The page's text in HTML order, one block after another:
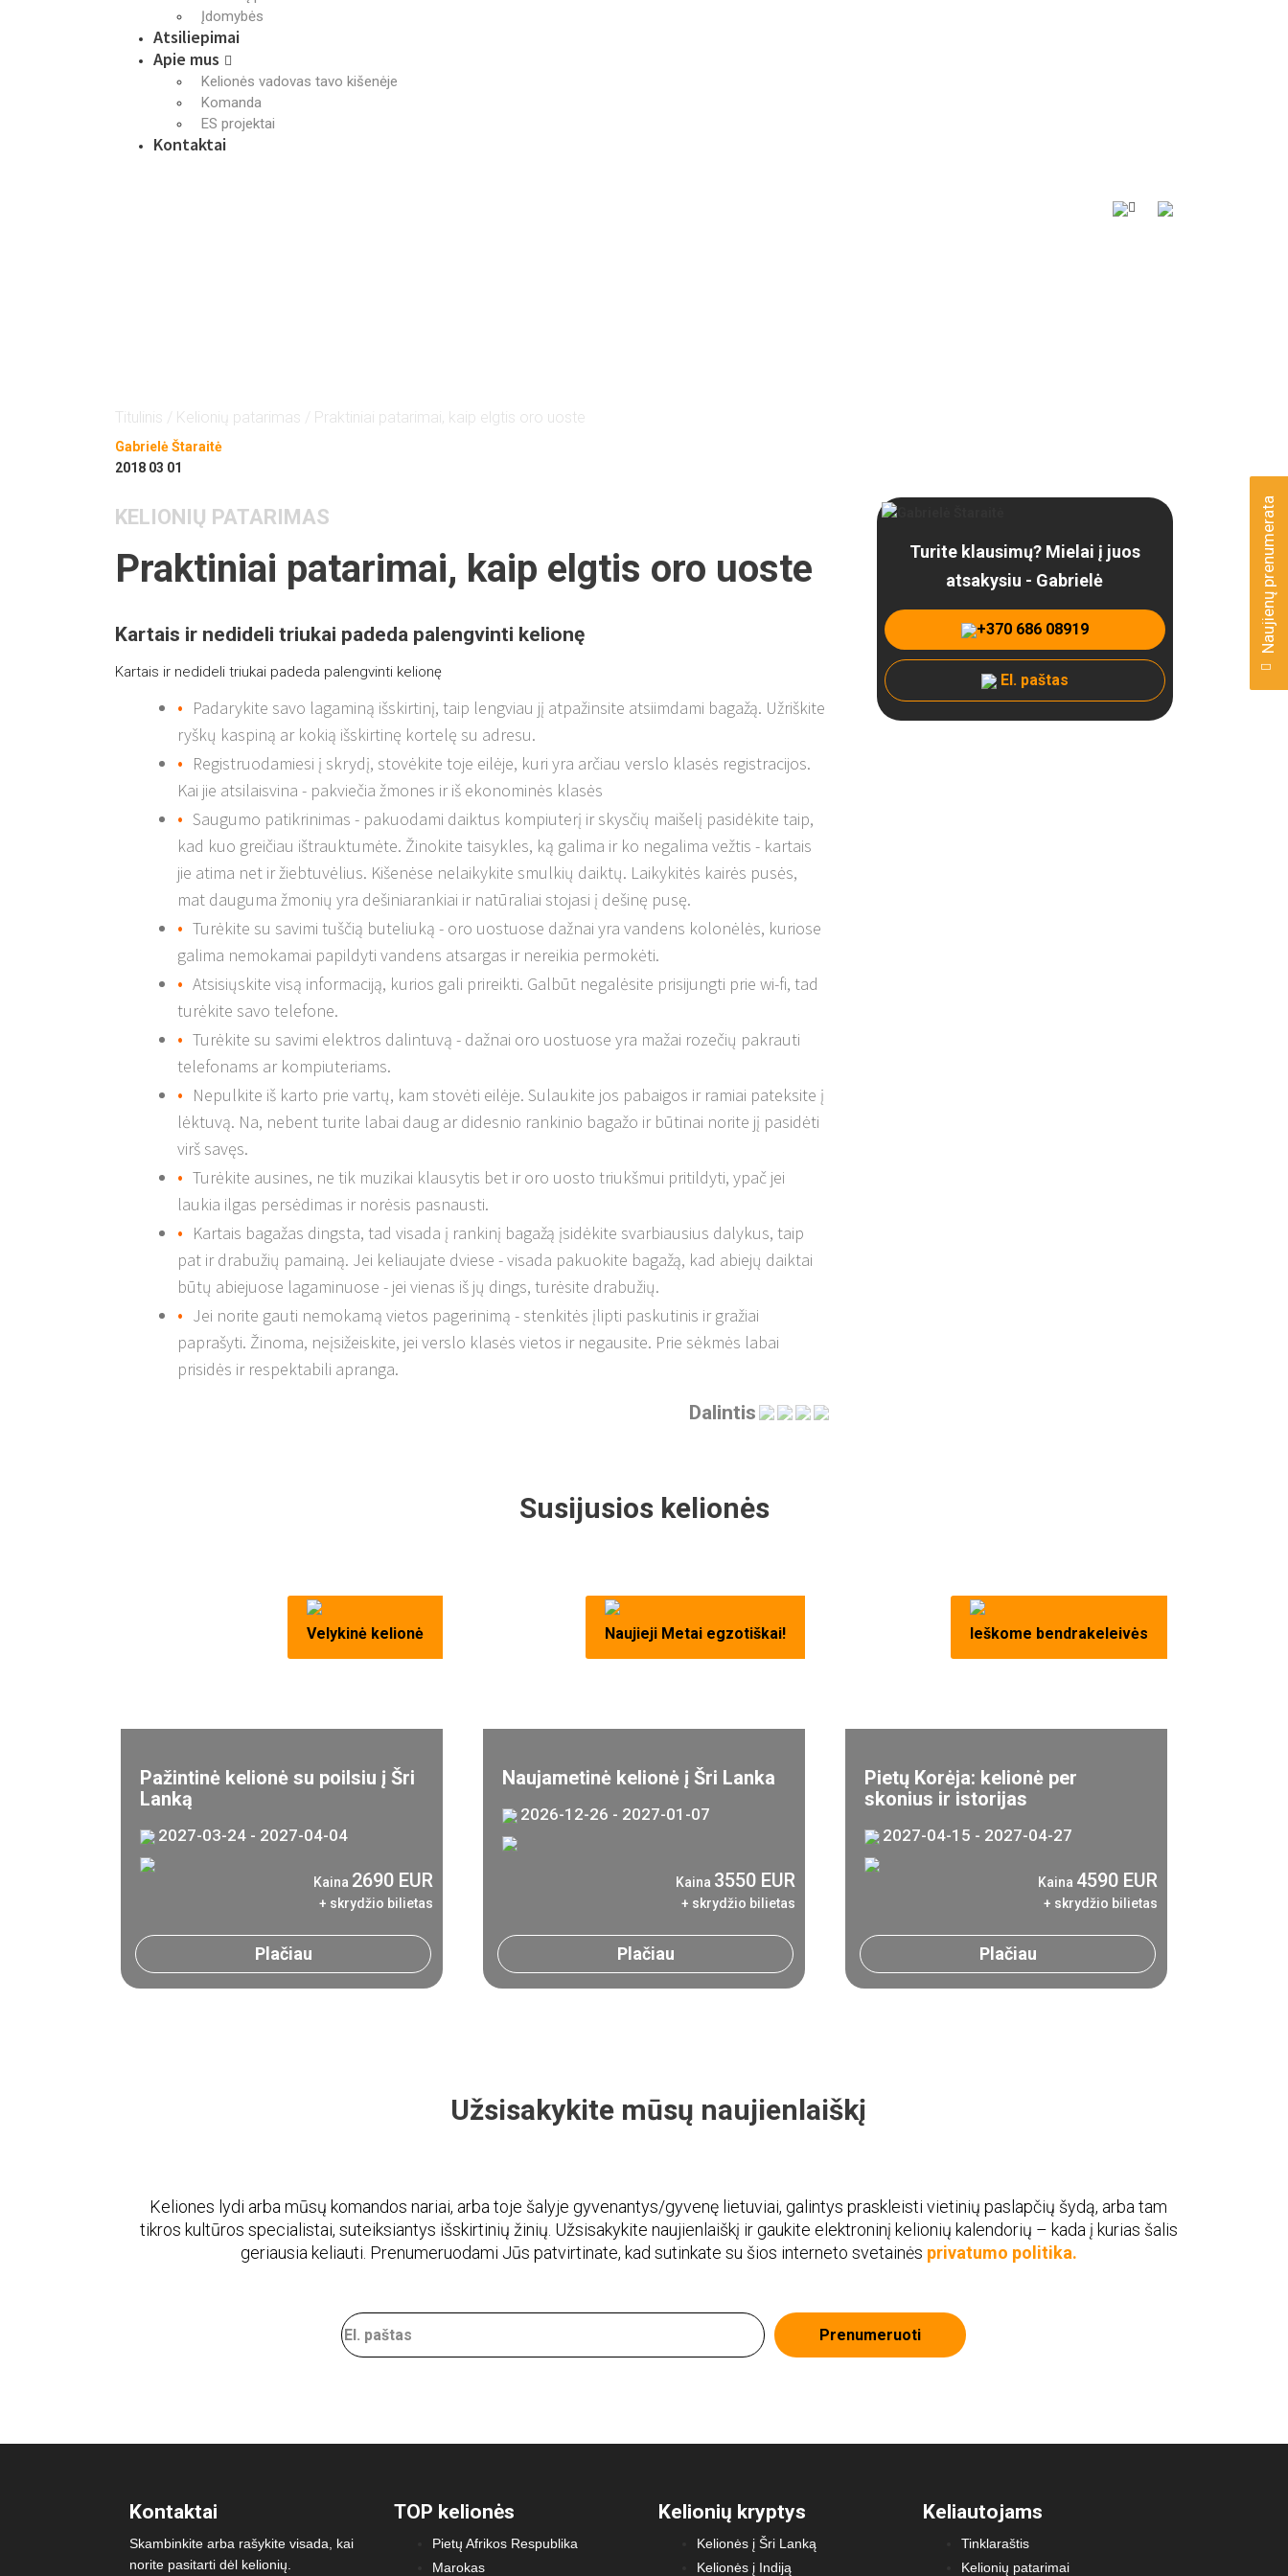
Naujienų prenumerata
Įdomybės
Atsiliepimai
Apie mus
Kelionės vadovas tavo kišenėje
Komanda
ES projektai
Kontaktai
Titulinis / Kelionių patarimas / Praktiniai patarimai, kaip elgtis oro uoste
Gabrielė Štaraitė
2018 03 01
KELIONIŲ PATARIMAS
Praktiniai patarimai, kaip elgtis oro uoste
Kartais ir nedideli triukai padeda palengvinti kelionę
Kartais ir nedideli triukai padeda palengvinti kelionę
Padarykite savo lagaminą išskirtinį, taip lengviau jį atpažinsite atsiimdami bagažą. Užriškite
ryškų kaspiną ar kokią išskirtinę kortelę su adresu.
Registruodamiesi į skrydį, stovėkite toje eilėje, kuri yra arčiau verslo klasės registracijos.
Kai jie atsilaisvina - pakviečia žmones ir iš ekonominės klasės
Saugumo patikrinimas - pakuodami daiktus kompiuterį ir skysčių maišelį pasidėkite taip,
kad kuo greičiau ištrauktumėte. Žinokite taisykles, ką galima ir ko negalima vežtis - kartais
jie atima net ir žiebtuvėlius. Kišenėse nelaikykite smulkių daiktų. Laikykitės kairės pusės,
mat dauguma žmonių yra dešiniarankiai ir natūraliai stojasi į dešinę pusę.
Turėkite su savimi tuščią buteliuką - oro uostuose dažnai yra vandens kolonėlės, kuriose
galima nemokamai papildyti vandens atsargas ir nereikia permokėti.
Atsisiųskite visą informaciją, kurios gali prireikti. Galbūt negalėsite prisijungti prie wi-fi, tad
turėkite savo telefone.
Turėkite su savimi elektros dalintuvą - dažnai oro uostuose yra mažai rozečių pakrauti
telefonams ar kompiuteriams.
Nepulkite iš karto prie vartų, kam stovėti eilėje. Sulaukite jos pabaigos ir ramiai pateksite į
lėktuvą. Na, nebent turite labai daug ar didesnio rankinio bagažo ir būtinai norite jį pasidėti
virš savęs.
Turėkite ausines, ne tik muzikai klausytis bet ir oro uosto triukšmui pritildyti, ypač jei
laukia ilgas persėdimas ir norėsis pasnausti.
Kartais bagažas dingsta, tad visada į rankinį bagažą įsidėkite svarbiausius dalykus, taip
pat ir drabužių pamainą. Jei keliaujate dviese - visada pakuokite bagažą, kad abiejų daiktai
būtų abiejuose lagaminuose - jei vienas iš jų dings, turėsite drabužių.
Jei norite gauti nemokamą vietos pagerinimą - stenkitės įlipti paskutinis ir gražiai
paprašyti. Žinoma, neįsižeiskite, jei verslo klasės vietos ir negausite. Prie sėkmės labai
prisidės ir respektabili apranga.
Dalintis
Turite klausimų? Mielai į juos
atsakysiu - Gabrielė
+370 686 08919
El. paštas
Susijusios kelionės
Velykinė kelionė
Pažintinė kelionė su poilsiu į Šri
Lanką
2027-03-24 - 2027-04-04
Kaina 2690 EUR
+ skrydžio bilietas
Plačiau
Naujieji Metai egzotiškai!
Naujametinė kelionė į Šri Lanka
2026-12-26 - 2027-01-07
Kaina 3550 EUR
+ skrydžio bilietas
Plačiau
Ieškome bendrakeleivės
Pietų Korėja: kelionė per
skonius ir istorijas
2027-04-15 - 2027-04-27
Kaina 4590 EUR
+ skrydžio bilietas
Plačiau
Užsisakykite mūsų naujienlaiškį
Keliones lydi arba mūsų komandos nariai, arba toje šalyje gyvenantys/gyvenę lietuviai, galintys praskleisti vietinių paslapčių šydą, arba tam
tikros kultūros specialistai, suteiksiantys išskirtinių žinių. Užsisakykite naujienlaiškį ir gaukite elektroninį kelionių kalendorių – kada į kurias šalis
geriausia keliauti. Prenumeruodami Jūs patvirtinate, kad sutinkate su šios interneto svetainės privatumo politika.
Prenumeruoti
Kontaktai
Skambinkite arba rašykite visada, kai
norite pasitarti dėl kelionių.
TOP kelionės
Pietų Afrikos Respublika
Marokas
Kelionių kryptys
Kelionės į Šri Lanką
Kelionės į Indiją
Keliautojams
Tinklaraštis
Kelionių patarimai